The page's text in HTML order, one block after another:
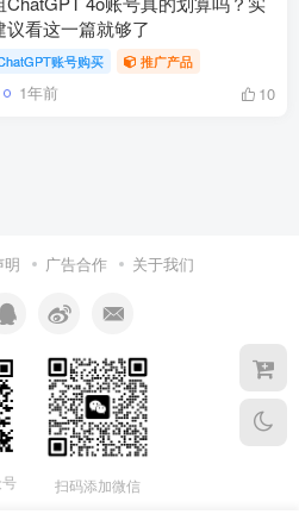
议看这一篇就够了
账号购买 推广产品
1年前 10
明 广告合作 关于我们
扫码添加微信